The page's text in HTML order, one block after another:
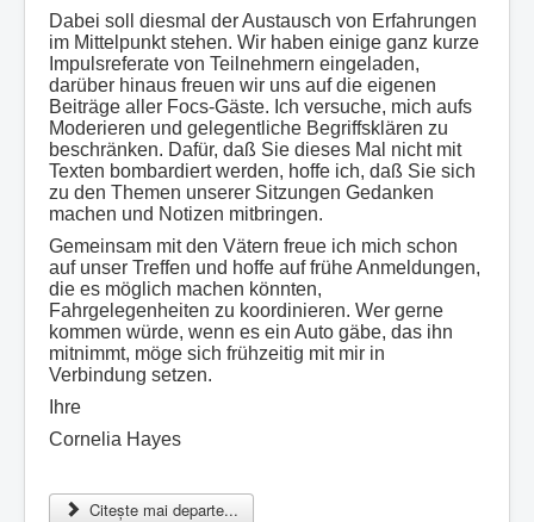
Dabei soll diesmal der Austausch von Erfahrungen
im Mittelpunkt stehen. Wir haben einige ganz kurze
Impulsreferate von Teilnehmern eingeladen,
darüber hinaus freuen wir uns auf die eigenen
Beiträge aller Focs-Gäste. Ich versuche, mich aufs
Moderieren und gelegentliche Begriffsklären zu
beschränken. Dafür, daß Sie dieses Mal nicht mit
Texten bombardiert werden, hoffe ich, daß Sie sich
zu den Themen unserer Sitzungen Gedanken
machen und Notizen mitbringen.
Gemeinsam mit den Vätern freue ich mich schon
auf unser Treffen und hoffe auf frühe Anmeldungen,
die es möglich machen könnten,
Fahrgelegenheiten zu koordinieren. Wer gerne
kommen würde, wenn es ein Auto gäbe, das ihn
mitnimmt, möge sich frühzeitig mit mir in
Verbindung setzen.
Ihre
Cornelia Hayes
Citește mai departe...